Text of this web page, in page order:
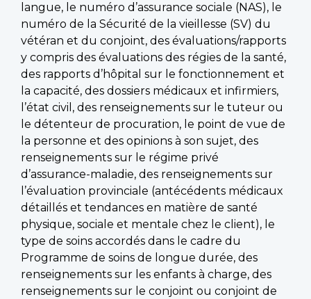
langue, le numéro d’assurance sociale (NAS), le
numéro de la Sécurité de la vieillesse (SV) du
vétéran et du conjoint, des évaluations/rapports
y compris des évaluations des régies de la santé,
des rapports d’hôpital sur le fonctionnement et
la capacité, des dossiers médicaux et infirmiers,
l’état civil, des renseignements sur le tuteur ou
le détenteur de procuration, le point de vue de
la personne et des opinions à son sujet, des
renseignements sur le régime privé
d’assurance-maladie, des renseignements sur
l’évaluation provinciale (antécédents médicaux
détaillés et tendances en matière de santé
physique, sociale et mentale chez le client), le
type de soins accordés dans le cadre du
Programme de soins de longue durée, des
renseignements sur les enfants à charge, des
renseignements sur le conjoint ou conjoint de